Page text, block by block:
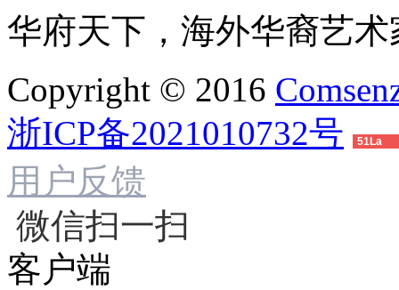
华府天下，海外华裔艺
Copyright © 2016
浙ICP备2021010732号
51La
用户反馈
微信扫一扫
客户端